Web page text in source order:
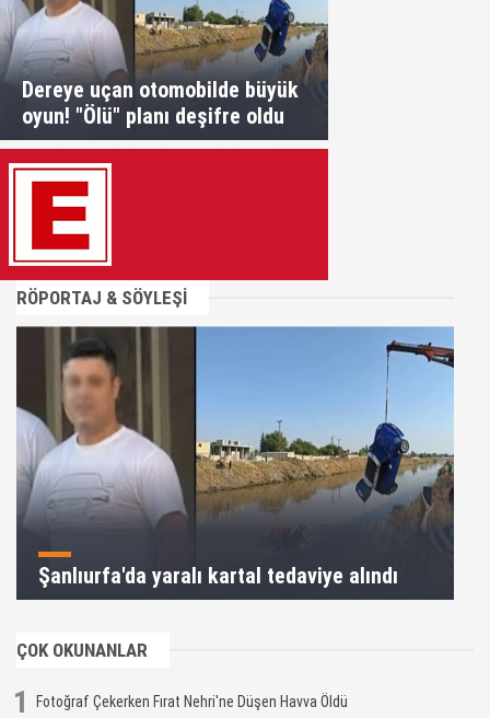
Dereye uçan otomobilde büyük
oyun! "Ölü" planı deşifre oldu
RÖPORTAJ & SÖYLEŞİ
Şanlıurfa'da yaralı kartal tedaviye alındı
ÇOK OKUNANLAR
1 Fotoğraf Çekerken Fırat Nehri'ne Düşen Havva Öldü